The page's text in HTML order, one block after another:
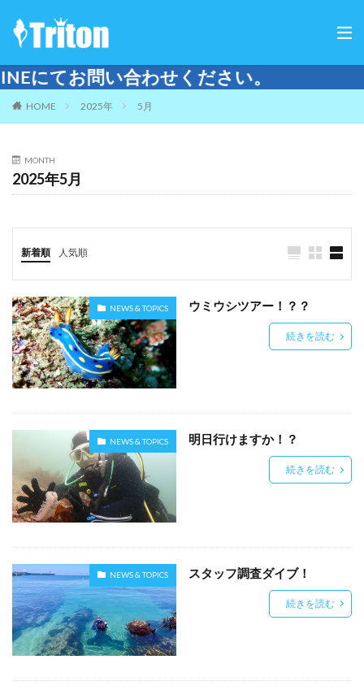
合わせください。
HOME 2025年 5月
MONTH
2025年5月
新着順 人気順
NEWS & TOPICS ウミウシツアー！？？
続きを読む
NEWS & TOPICS 明日行けますか！？
続きを読む
NEWS & TOPICS スタッフ調査ダイブ！
続きを読む